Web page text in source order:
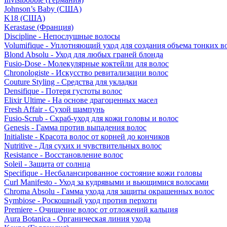
Johnson’s Baby (США)
K18 (США)
Kerastase (Франция)
Discipline - Непослушные волосы
Volumifique - Уплотняющий уход для создания объема тонких
Blond Absolu - Уход для любых граней блонда
Fusio-Dose - Молекулярные коктейли для волос
Chronologiste - Искусство ревитализации волос
Couture Styling - Средства для укладки
Densifique - Потеря густоты волос
Elixir Ultime - На основе драгоценных масел
Fresh Affair - Сухой шампунь
Fusio-Scrub - Скраб-уход для кожи головы и волос
Genesis - Гамма против выпадения волос
Initialiste - Красота волос от корней до кончиков
Nutritive - Для сухих и чувствительных волос
Resistance - Восстановление волос
Soleil - Защита от солнца
Specifique - Несбалансированное состояние кожи головы
Curl Manifesto - Уход за кудрявыми и вьющимися волосами
Chroma Absolu - Гамма ухода для защиты окрашенных волос
Symbiose - Роскошный уход против перхоти
Premiere - Очищение волос от отложений кальция
Aura Botanica - Органическая линия ухода